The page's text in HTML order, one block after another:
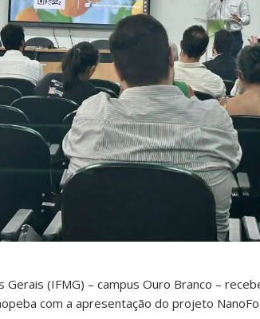
(IFMG) – campus Ouro Branco –
com a apresentação do projeto